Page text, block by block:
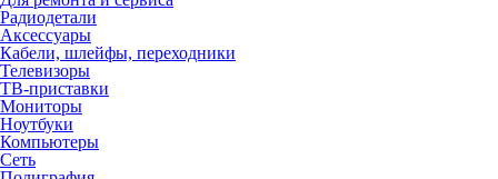
Радиодетали
Аксессуары
Кабели, шлейфы, переходники
Телевизоры
ТВ-приставки
Мониторы
Ноутбуки
Компьютеры
Сеть